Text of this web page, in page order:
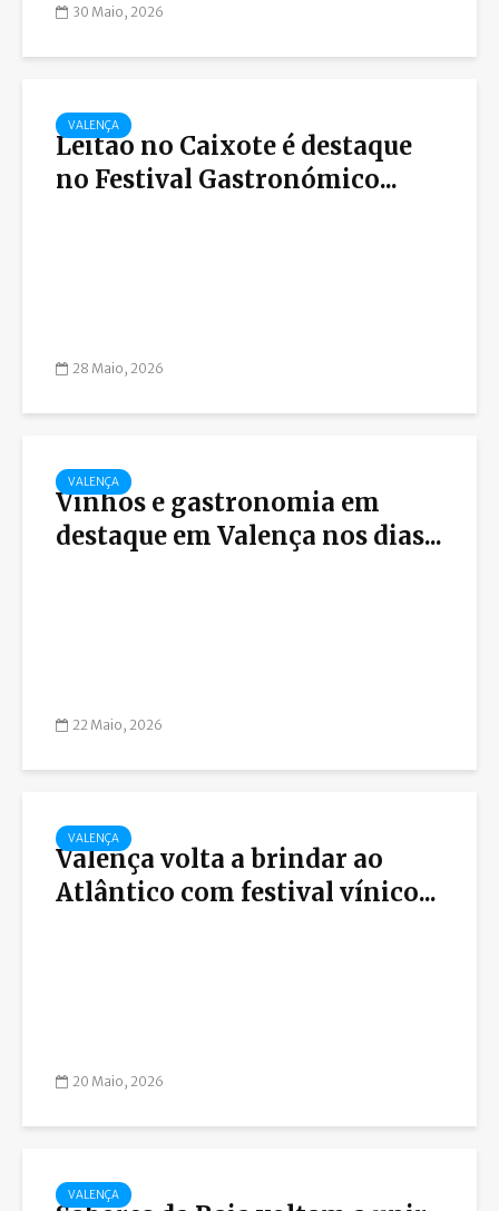
30 Maio, 2026
VALENÇA
Leitão no Caixote é destaque
no Festival Gastronómico...
28 Maio, 2026
VALENÇA
Vinhos e gastronomia em
destaque em Valença nos dias...
22 Maio, 2026
VALENÇA
Valença volta a brindar ao
Atlântico com festival vínico...
20 Maio, 2026
VALENÇA